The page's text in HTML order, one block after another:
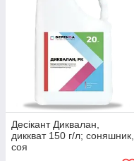
Десікант Диквалан,
диккват 150 г/л; соняшник,
соя